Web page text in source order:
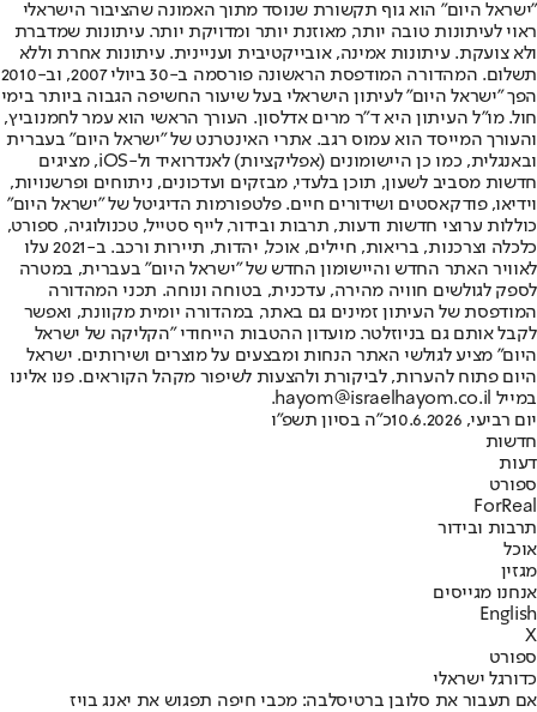
"ישראל היום" הוא גוף תקשורת שנוסד מתוך האמונה שהציבור הישראלי
ראוי לעיתונות טובה יותר, מאוזנת יותר ומדויקת יותר. עיתונות שמדברת
ולא צועקת. עיתונות אמינה, אובייקטיבית ועניינית. עיתונות אחרת וללא
תשלום. המהדורה המודפסת הראשונה פורסמה ב-30 ביולי 2007, וב-2010
הפך "ישראל היום" לעיתון הישראלי בעל שיעור החשיפה הגבוה ביותר בימי
חול. מו"ל העיתון היא ד"ר מרים אדלסון. העורך הראשי הוא עמר לחמנוביץ,
והעורך המייסד הוא עמוס רגב. אתרי האינטרנט של "ישראל היום" בעברית
ובאנגלית, כמו כן היישומונים (אפליקציות) לאנדרואיד ול-iOS, מציגים
חדשות מסביב לשעון, תוכן בלעדי, מבזקים ועדכונים, ניתוחים ופרשנויות,
וידיאו, פודקאסטים ושידורים חיים. פלטפורמות הדיגיטל של "ישראל היום"
כוללות ערוצי חדשות ודעות, תרבות ובידור, לייף סטייל, טכנולוגיה, ספורט,
כלכלה וצרכנות, בריאות, חיילים, אוכל, יהדות, תיירות ורכב. ב-2021 עלו
לאוויר האתר החדש והיישומון החדש של "ישראל היום" בעברית, במטרה
לספק לגולשים חוויה מהירה, עדכנית, בטוחה ונוחה. תכני המהדורה
המודפסת של העיתון זמינים גם באתר, במהדורה יומית מקוונת, ואפשר
לקבל אותם גם בניוזלטר. מועדון ההטבות הייחודי "הקליקה של ישראל
היום" מציע לגולשי האתר הנחות ומבצעים על מוצרים ושירותים. ישראל
היום פתוח להערות, לביקורת ולהצעות לשיפור מקהל הקוראים. פנו אלינו
במייל hayom@israelhayom.co.il.
יום רביעי, 10.6.2026
כ"ה בסיון תשפ"ו
חדשות
דעות
ספורט
ForReal
תרבות ובידור
אוכל
מגזין
אנחנו מגייסים
English
X
ספורט
כדורגל ישראלי
אם תעבור את סלובן ברטיסלבה: מכבי חיפה תפגוש את יאנג בויז